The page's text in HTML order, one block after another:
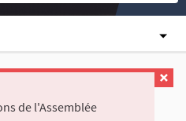
de l'Assemblée